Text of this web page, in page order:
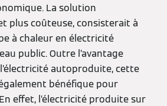
La solution
plus coûteuse, consisterait à
à chaleur en électricité
public. Outre l’avantage
autoproduite, cette
bénéfique pour
effet, l’électricité produite sur